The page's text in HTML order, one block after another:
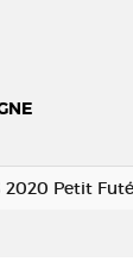
2020 Petit Futé